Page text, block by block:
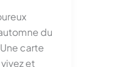
du
carte
et